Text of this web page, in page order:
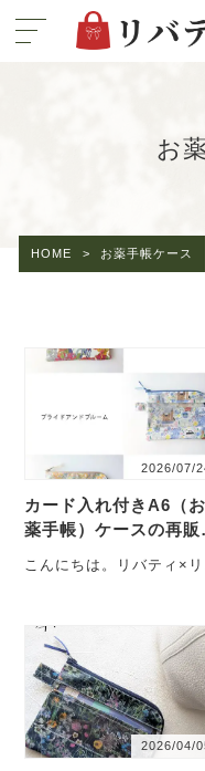
お
HOME > お薬手帳ケース
2026/07/
カード入れ付きA6（お
薬手帳）ケースの再販
こんにちは。リバティ×リ
ざいます。 カード・・・
2026/04/